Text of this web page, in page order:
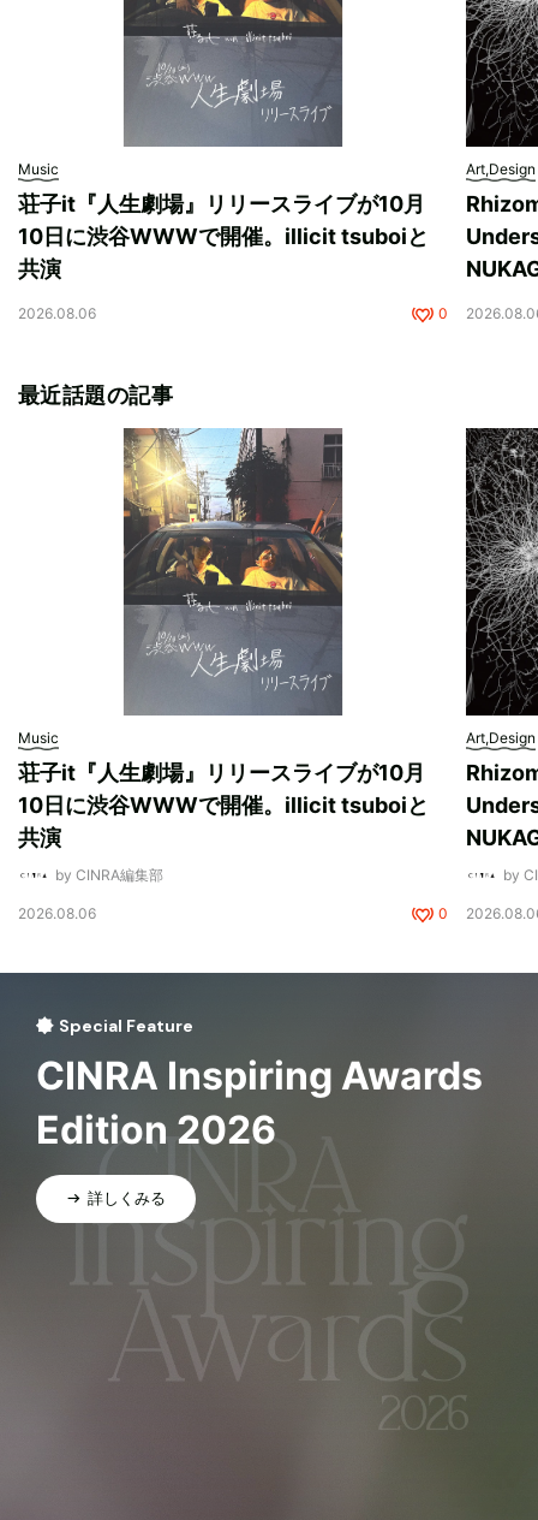
Music
荘子it『人生劇場』リリースライブが10月
10日に渋谷WWWで開催。illicit tsuboiと
共演
2026.08.06 0
Art,Design
最近話題の記事
Music
荘子it『人生劇場』リリースライブが10月
10日に渋谷WWWで開催。illicit tsuboiと
共演
by CINRA編集部
2026.08.06 0
Art,Design
by
Special Feature
CINRA Inspiring Awards
Edition 2026
詳しくみる